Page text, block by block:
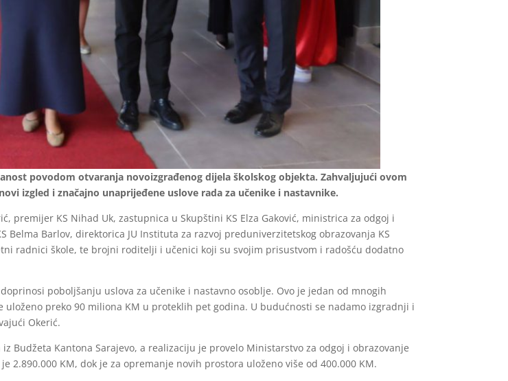
povodom otvaranja novoizgrađenog dijela školskog objekta. Zahvaljujući ovom
izgled i značajno unaprijeđene uslove rada za učenike i nastavnike.
premijer KS Nihad Uk, zastupnica u Skupštini KS Elza Gaković, ministrica za odgoj i
Barlov, direktorica JU Instituta za razvoj preduniverzitetskog obrazovanja KS
radnici škole, te brojni roditelji i učenici koji su svojim prisustvom i radošću dodatno
poboljšanju uslova za učenike i nastavno osoblje. Ovo je jedan od mnogih
preko 90 miliona KM u proteklih pet godina. U budućnosti se nadamo izgradnji i
Okerić.
Budžeta Kantona Sarajevo, a realizaciju je provelo Ministarstvo za odgoj i obrazovanje
2.890.000 KM, dok je za opremanje novih prostora uloženo više od 400.000 KM.